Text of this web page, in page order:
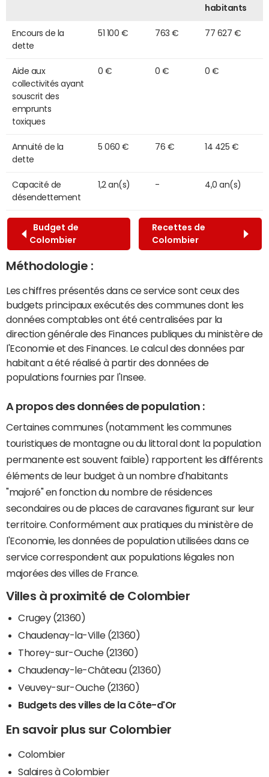
habitants
Encours de la
dette
51 100 € 763 € 77 627 €
Aide aux
collectivités ayant
souscrit des
emprunts
toxiques
0 € 0 € 0 €
Annuité de la
dette
5 060 € 76 € 14 425 €
Capacité de
désendettement
1,2 an(s) - 4,0 an(s)
Budget de
Colombier
Recettes de
Colombier
Méthodologie :
Les chiffres présentés dans ce service sont ceux des
budgets principaux exécutés des communes dont les
données comptables ont été centralisées par la
direction générale des Finances publiques du ministère de
l'Economie et des Finances. Le calcul des données par
habitant a été réalisé à partir des données de
populations fournies par l'Insee.
A propos des données de population :
Certaines communes (notamment les communes
touristiques de montagne ou du littoral dont la population
permanente est souvent faible) rapportent les différents
éléments de leur budget à un nombre d'habitants
"majoré" en fonction du nombre de résidences
secondaires ou de places de caravanes figurant sur leur
territoire. Conformément aux pratiques du ministère de
l'Economie, les données de population utilisées dans ce
service correspondent aux populations légales non
majorées des villes de France.
Villes à proximité de Colombier
Crugey (21360)
Chaudenay-la-Ville (21360)
Thorey-sur-Ouche (21360)
Chaudenay-le-Château (21360)
Veuvey-sur-Ouche (21360)
Budgets des villes de la Côte-d'Or
En savoir plus sur Colombier
Colombier
Salaires à Colombier